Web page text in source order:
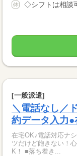
◇シフトは相談
[一般派遣]
＼電話なし／
約データ入力●
在宅OK♪電話対応ナシ♪
ツだけど飽きない！
K！ ■落ち着き...